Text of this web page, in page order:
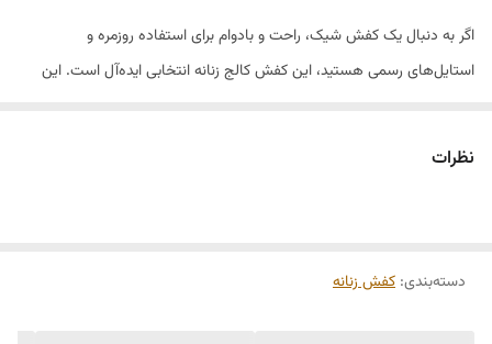
اگر به دنبال یک کفش شیک، راحت و بادوام برای استفاده روزمره و
استایل‌های رسمی هستید، این کفش کالج زنانه انتخابی ایده‌آل است. این
✔ سایزبندی: ۳۷ تا ۴۱
نظرات
دسته‌بندی: کفش زنانه